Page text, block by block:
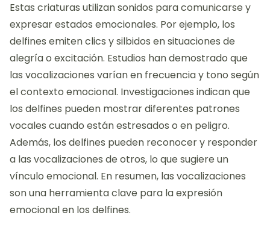
Estas criaturas utilizan sonidos para comunicarse y
expresar estados emocionales. Por ejemplo, los
delfines emiten clics y silbidos en situaciones de
alegría o excitación. Estudios han demostrado que
las vocalizaciones varían en frecuencia y tono según
el contexto emocional. Investigaciones indican que
los delfines pueden mostrar diferentes patrones
vocales cuando están estresados o en peligro.
Además, los delfines pueden reconocer y responder
a las vocalizaciones de otros, lo que sugiere un
vínculo emocional. En resumen, las vocalizaciones
son una herramienta clave para la expresión
emocional en los delfines.